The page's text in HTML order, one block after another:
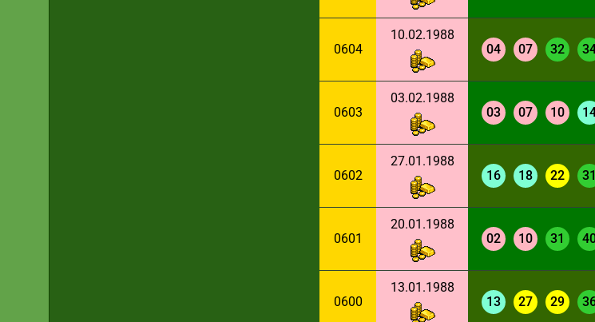
0604
10.02.1988
04
07 32
0603
03.02.1988
03
07 10
0602
27.01.1988
16
18 22 31
0601
20.01.1988
02
10 31
0600
13.01.1988
13
27 29